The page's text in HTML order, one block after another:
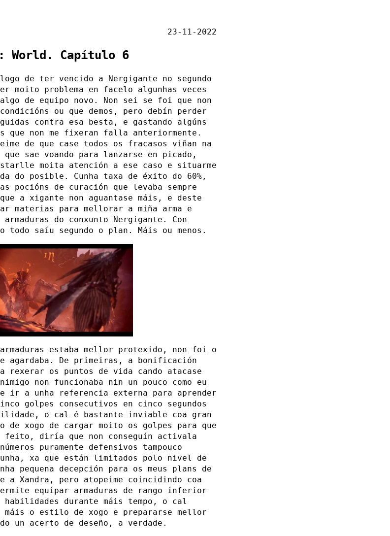
23-11-2022
World. Capítulo 6
de ter vencido a Nergigante no segundo
moito problema en facelo algunhas veces
de equipo novo. Non sei se foi que non
ou que demos, pero debín perder
contra esa besta, e gastando algúns
que non me fixeran falla anteriormente.
de que case todos os fracasos viñan na
sae voando para lanzarse en picado,
moita atención a ese caso e situarme
do posible. Cunha taxa de éxito do 60%,
pocións de curación que levaba sempre
a xigante non aguantase máis, e deste
materias para mellorar a miña arma e
do conxunto Nergigante. Con
todo saíu segundo o plan. Máis ou menos.
estaba mellor protexido, non foi o
agardaba. De primeiras, a bonificación
rexerar os puntos de vida cando atacase
non funcionaba nin un pouco como eu
ir a unha referencia externa para aprender
golpes consecutivos en cinco segundos
o cal é bastante inviable coa gran
de xogo de cargar moito os golpes para que
feito, diría que non conseguín activala
puramente defensivos tampouco
xa que están limitados polo nivel de
pequena decepción para os meus plans de
a Xandra, pero atopeime coincidindo coa
equipar armaduras de rango inferior
habilidades durante máis tempo, o cal
máis o estilo de xogo e prepararse mellor
un acerto de deseño, a verdade.